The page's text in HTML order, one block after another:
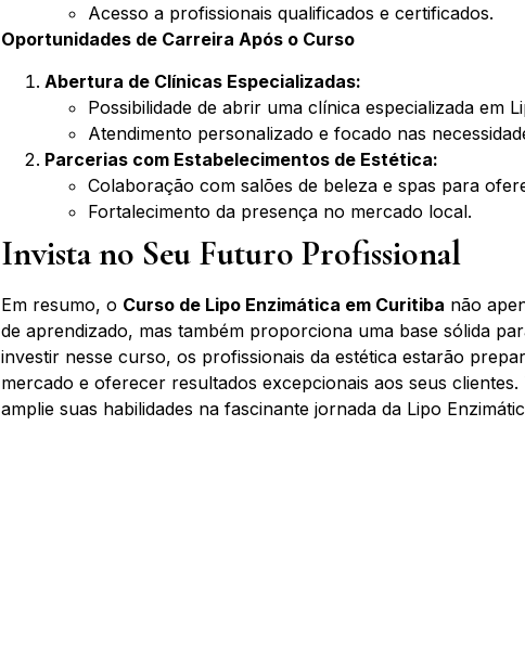
Acesso a profissionais qualificados e certificados.
Oportunidades de Carreira Após o Curso
Abertura de Clínicas Especializadas:
Possibilidade de abrir uma clínica especializada em
Atendimento personalizado e focado nas
Parcerias com Estabelecimentos de Estética:
Colaboração com salões de beleza e spas para
Fortalecimento da presença no mercado local.
Invista no Seu Futuro Profissional
Em resumo, o Curso de Lipo Enzimática em Curitiba não
de aprendizado, mas também proporciona uma base sólida
investir nesse curso, os profissionais da estética estarão
mercado e oferecer resultados excepcionais aos seus
amplie suas habilidades na fascinante jornada da Lipo